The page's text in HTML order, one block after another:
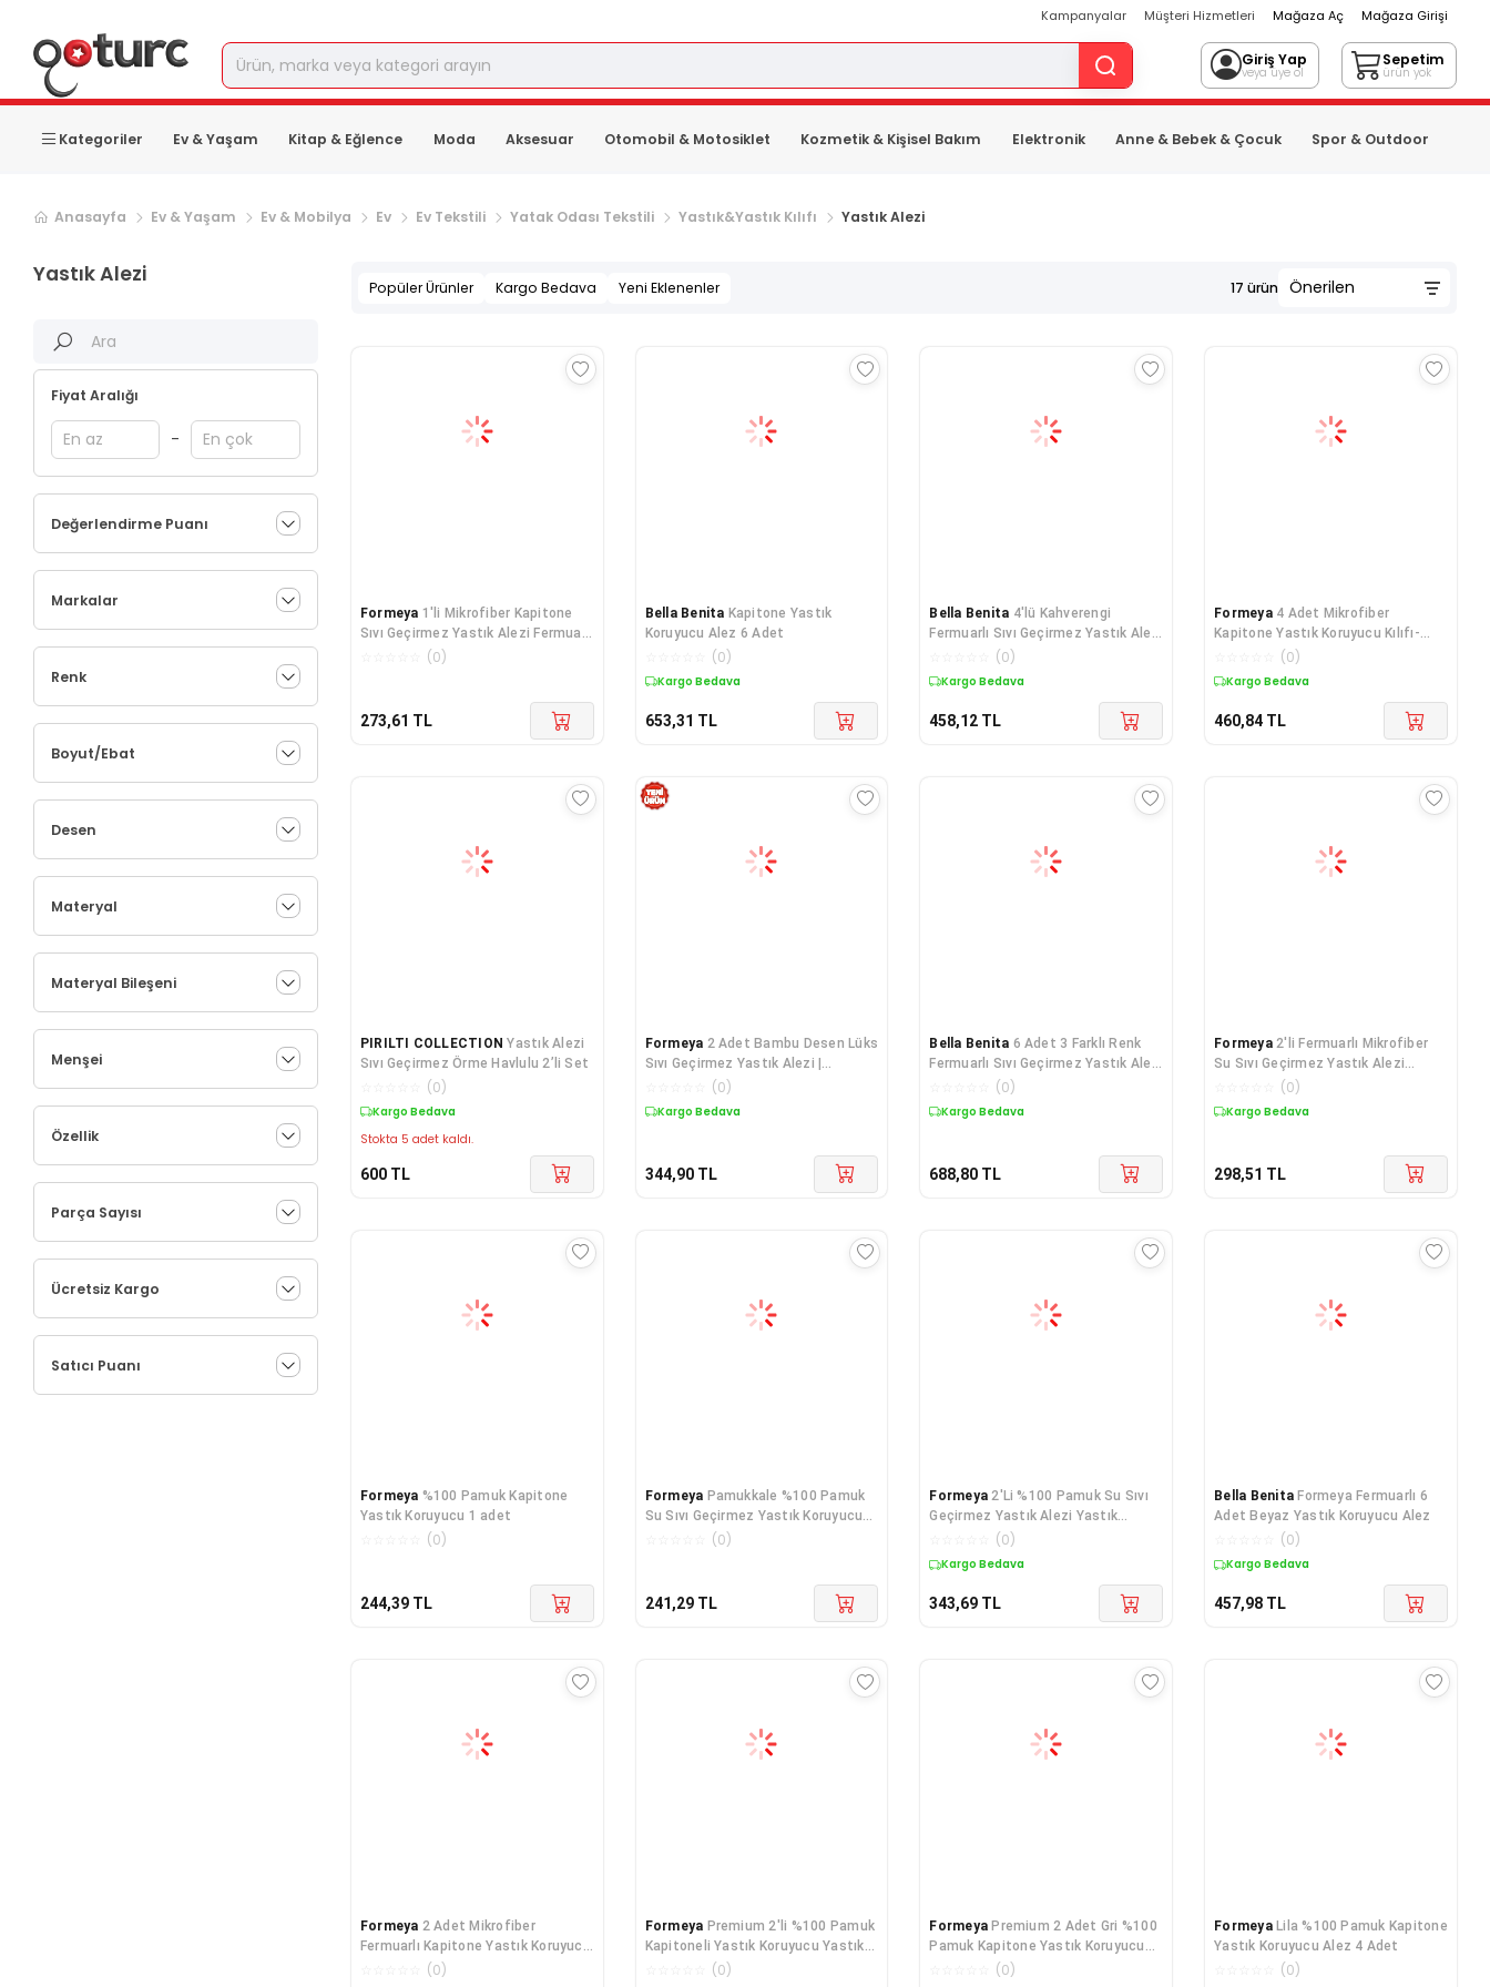
Kampanyalar Müşteri Hizmetleri Mağaza Aç Mağaza Girişi
Giriş Yap
veya üye ol
Sepetim
ürün yok
Kategoriler Ev & Yaşam Kitap & Eğlence Moda Aksesuar Otomobil & Motosiklet Kozmetik & Kişisel Bakım Elektronik Anne & Bebek & Çocuk Spor & Outdoor
Anasayfa Ev & Yaşam Ev & Mobilya Ev Ev Tekstili Yatak Odası Tekstili Yastık&Yastık Kılıfı Yastık Alezi
Yastık Alezi
Fiyat Aralığı
-
Değerlendirme Puanı
Markalar
Renk
Boyut/Ebat
Desen
Materyal
Materyal Bileşeni
Menşei
Özellik
Parça Sayısı
Ücretsiz Kargo
Satıcı Puanı
Popüler Ürünler Kargo Bedava Yeni Eklenenler 17 ürün
Formeya 1'li Mikrofiber Kapitone
Sıvı Geçirmez Yastık Alezi Fermuarlı
Sıvı Geçirmez Yastık Koruyucu
(0)
273,61 TL
Bella Benita Kapitone Yastık
Koruyucu Alez 6 Adet
(0)
Kargo Bedava
653,31 TL
Bella Benita 4'lü Kahverengi
Fermuarlı Sıvı Geçirmez Yastık Alezi
Yastık Koruyucu
(0)
Kargo Bedava
458,12 TL
Formeya 4 Adet Mikrofiber
Kapitone Yastık Koruyucu Kılıfı-
Fermuarlı Yastık Alezi Kılıf Seti
(0)
Kargo Bedava
460,84 TL
PIRILTI COLLECTION Yastık Alezi
Sıvı Geçirmez Örme Havlulu 2’li Set
(0)
Kargo Bedava
Stokta 5 adet kaldı.
600 TL
Formeya 2 Adet Bambu Desen Lüks
Sıvı Geçirmez Yastık Alezi |
Fermuarlı 50x70 cm 2'li Yastık
(0)
Kargo Bedava
344,90 TL
Bella Benita 6 Adet 3 Farklı Renk
Fermuarlı Sıvı Geçirmez Yastık Alezi
Yastık Koruyucu
(0)
Kargo Bedava
688,80 TL
Formeya 2'li Fermuarlı Mikrofiber
Su Sıvı Geçirmez Yastık Alezi
Yastık Koruyucu
(0)
Kargo Bedava
298,51 TL
Formeya %100 Pamuk Kapitone
Yastık Koruyucu 1 adet
(0)
244,39 TL
Formeya Pamukkale %100 Pamuk
Su Sıvı Geçirmez Yastık Koruyucu
Alez 50x70 cm 1 Adet
(0)
241,29 TL
Formeya 2'Li %100 Pamuk Su Sıvı
Geçirmez Yastık Alezi Yastık
Koruyucu Yastık Kılıfı 50x70 cm
(0)
Kargo Bedava
343,69 TL
Bella Benita Formeya Fermuarlı 6
Adet Beyaz Yastık Koruyucu Alez
(0)
Kargo Bedava
457,98 TL
Formeya 2 Adet Mikrofiber
Fermuarlı Kapitone Yastık Koruyucu
Yastık Alezi Yastık Kılıfı 50*70cm
(0)
Formeya Premium 2'li %100 Pamuk
Kapitoneli Yastık Koruyucu Yastık
Alezi 50x70 cm
(0)
Formeya Premium 2 Adet Gri %100
Pamuk Kapitone Yastık Koruyucu
Fermuarlı Yastık Alezi Kılıf Seti
(0)
Formeya Lila %100 Pamuk Kapitone
Yastık Koruyucu Alez 4 Adet
(0)